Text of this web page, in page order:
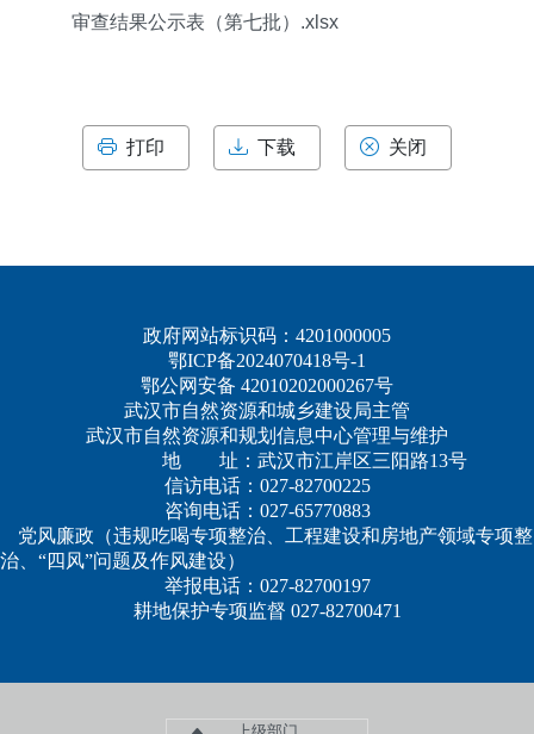
审查结果公示表（第七批）.xlsx
打印 下载 关闭
政府网站标识码：4201000005
鄂ICP备2024070418号-1
鄂公网安备 42010202000267号
武汉市自然资源和城乡建设局主管
武汉市自然资源和规划信息中心管理与维护
地 址：武汉市江岸区三阳路13号
信访电话：027-82700225
咨询电话：027-65770883
党风廉政（违规吃喝专项整治、工程建设和房地产领域专项整
治、“四风”问题及作风建设）
举报电话：027-82700197
耕地保护专项监督 027-82700471